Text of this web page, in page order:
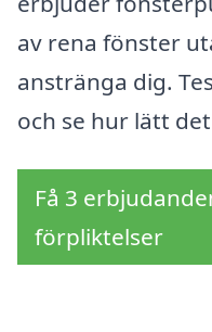
av rena fönster
anstränga dig.
och se hur lätt
Få 3
förpliktelser